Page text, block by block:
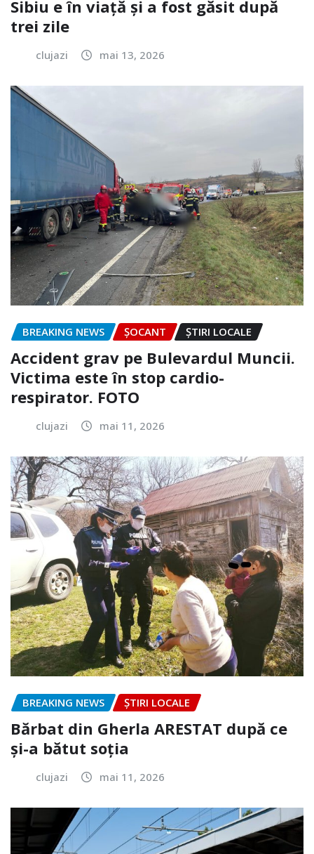
Sibiu e în viață și a fost găsit după
trei zile
clujazi mai 13, 2026
BREAKING NEWS ȘOCANT ȘTIRI LOCALE
Accident grav pe Bulevardul Muncii.
Victima este în stop cardio-
respirator. FOTO
clujazi mai 11, 2026
BREAKING NEWS ȘTIRI LOCALE
Bărbat din Gherla ARESTAT după ce
și-a bătut soția
clujazi mai 11, 2026